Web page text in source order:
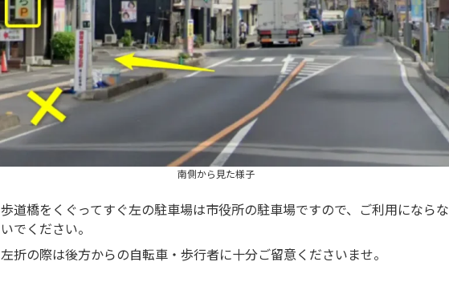
南側から見た様子
歩道橋をくぐってすぐ左の駐車場は市役所の駐車場ですので、ご利用にならな
いでください。
左折の際は後方からの自転車・歩行者に十分ご留意くださいませ。